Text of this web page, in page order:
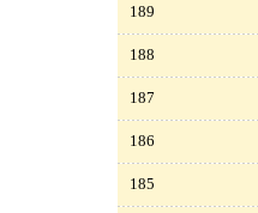
189
188
187
186
185